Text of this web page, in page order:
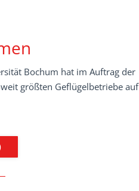
Bochum hat im Auftrag der
größten Geflügelbetriebe auf